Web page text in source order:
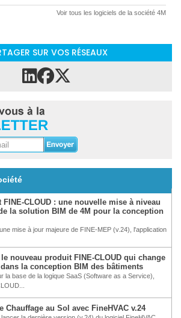
Voir tous les logiciels de la société 4M
SUR VOS RÉSEAUX
FINE-CLOUD : une nouvelle mise à niveau
la solution BIM de 4M pour la conception
mise à jour majeure de FINE-MEP (v.24), l'application
nouveau produit FINE-CLOUD qui change
dans la conception BIM des bâtiments
la base de la logique SaaS (Software as a Service),
Chauffage au Sol avec FineHVAC v.24